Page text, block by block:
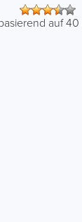
auf40